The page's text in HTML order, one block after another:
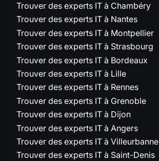
Trouver des experts IT à Chambéry
Trouver des experts IT à Nantes
Trouver des experts IT à Montpellier
Trouver des experts IT à Strasbourg
Trouver des experts IT à Bordeaux
Trouver des experts IT à Lille
Trouver des experts IT à Rennes
Trouver des experts IT à Grenoble
Trouver des experts IT à Dijon
Trouver des experts IT à Angers
Trouver des experts IT à Villeurbanne
Trouver des experts IT à Saint-Denis